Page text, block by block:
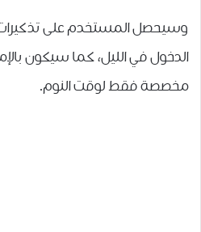
ﻭﺳﻴﺤﺼﻞ ﺍﻟﻤﺴﺘﺨﺪﻡ ﻋﻠﻰ
ﺍﻟﺪﺧﻮﻝ ﻓﻲ ﺍﻟﻠﻴﻞ، كما سيكون
ﻣﺨﺼﺼﺔ ﻓﻘﻂ ﻟﻮﻗﺖ ﺍﻟﻨﻮﻡ.